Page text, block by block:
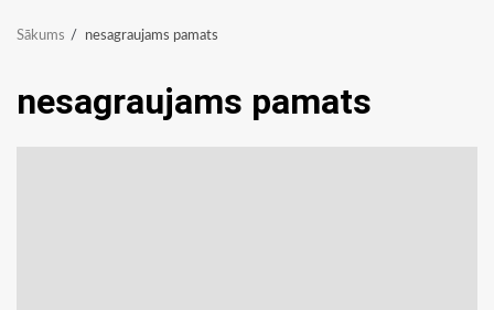
Sākums nesagraujams pamats
nesagraujams pamats